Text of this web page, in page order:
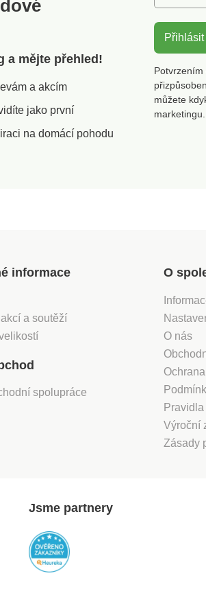
dávku.
před
a mějte přehled!
a akcím
jako první
na domácí pohodu
můžete
marketingu.
informace
a soutěží
spolupráce
O
O nás
Výroční
Zásady
Jsme partnery